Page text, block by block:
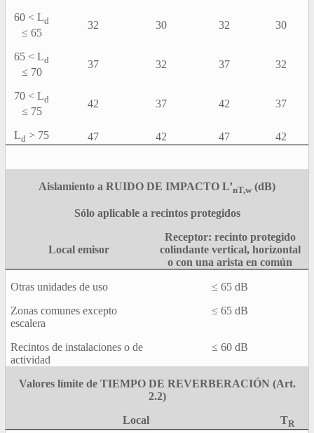
60 < Ld
≤ 65
32 30 32 30
65 < Ld
≤ 70
37 32 37 32
70 < Ld
≤ 75
42 37 42 37
Ld > 75 47 42 47 42
Aislamiento a RUIDO DE IMPACTO L’nT,w (dB)
Sólo aplicable a recintos protegidos
Local emisor
Receptor: recinto protegido
colindante vertical, horizontal
o con una arista en común
Otras unidades de uso
≤ 65 dB
Zonas comunes excepto
escalera
≤ 65 dB
Recintos de instalaciones o de
actividad
≤ 60 dB
Valores límite de TIEMPO DE REVERBERACIÓN (Art.
2.2)
Local
TR